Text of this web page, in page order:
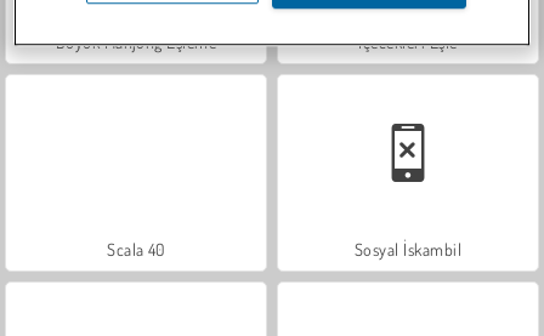
Büyük Mahjong Eşleme İçecekleri Eşle
Scala 40 Sosyal İskambil